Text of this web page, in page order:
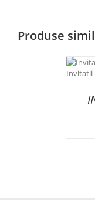
Produse